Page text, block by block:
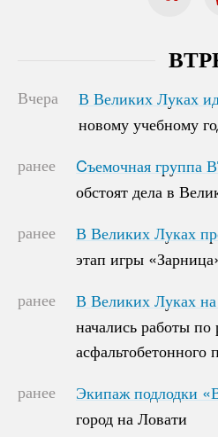
Вчера
В Великих Луках
новому учебному
В Великих Луках
новому учебному
ранее
Cъемочная группа
обстоят дела в
Cъемочная группа
обстоят дела в
ранее
В Великих Луках
этап игры
В Великих Луках
этап игры
ранее
В Великих Луках
начались работы по
асфальтобетонного
В Великих Луках
начались работы по
асфальтобетонного
ранее
Экипаж подлодки
город на Ловати
Экипаж подлодки
город на Ловати